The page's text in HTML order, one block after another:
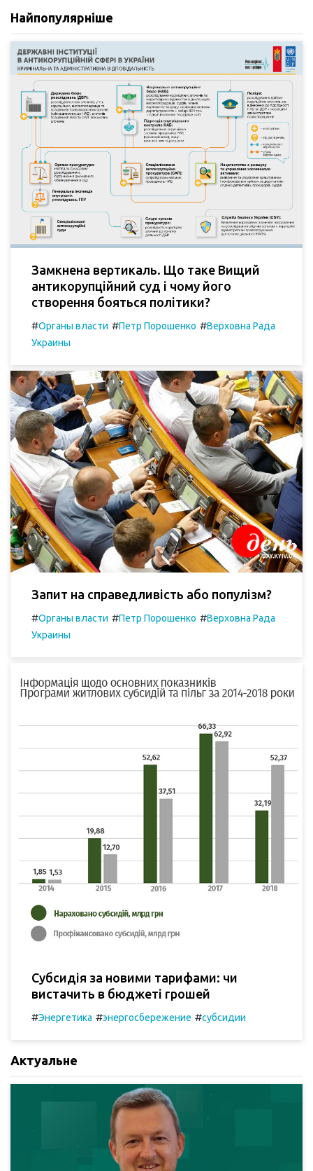
Найпопулярніше
Замкнена вертикаль. Що таке Вищий
антикорупційний суд і чому його
створення бояться політики?
#Органы власти #Петр Порошенко #Верховна Рада
Украины
Запит на справедливість або популізм?
#Органы власти #Петр Порошенко #Верховна Рада
Украины
Субсидія за новими тарифами: чи
вистачить в бюджеті грошей
#Энергетика #энергосбережение #субсидии
Актуальне